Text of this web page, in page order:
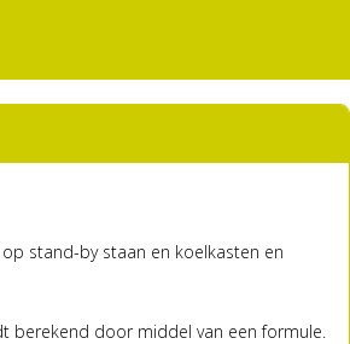
stand-by staan en koelkasten en
berekend door middel van een formule.